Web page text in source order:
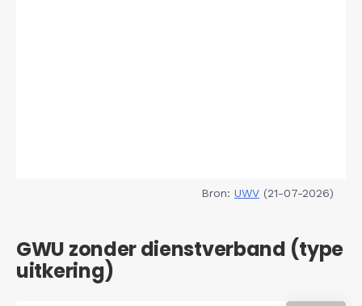
Bron: UWV (21-07-2026)
GWU zonder dienstverband (type
uitkering)